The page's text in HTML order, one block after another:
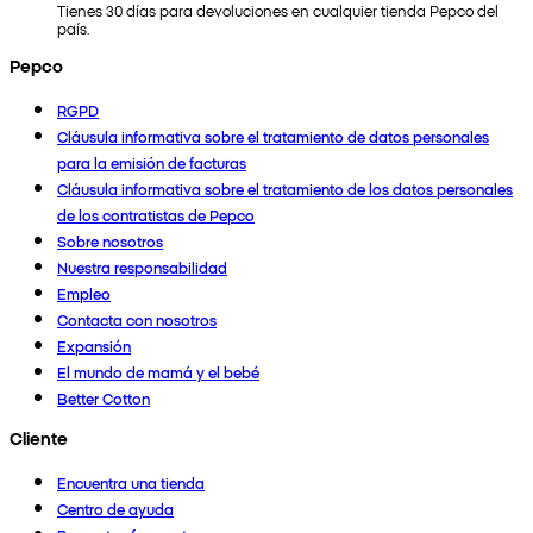
Tienes 30 días para devoluciones en cualquier tienda Pepco del
país.
Pepco
RGPD
Cláusula informativa sobre el tratamiento de datos personales
para la emisión de facturas
Cláusula informativa sobre el tratamiento de los datos personales
de los contratistas de Pepco
Sobre nosotros
Nuestra responsabilidad
Empleo
Contacta con nosotros
Expansión
El mundo de mamá y el bebé
Better Cotton
Cliente
Encuentra una tienda
Centro de ayuda